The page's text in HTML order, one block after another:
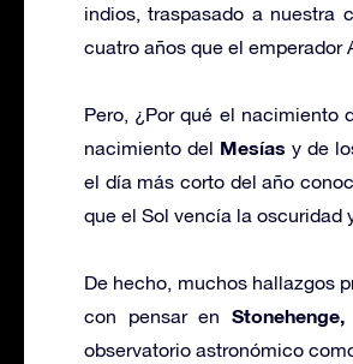
indios, traspasado a nuestra
cuatro años que el emperador
Pero, ¿Por qué el nacimiento
nacimiento del Mesías y de
el día más corto del año
que el Sol vencía la oscuridad
De hecho, muchos hallazgos
con pensar en Stonehenge,
observatorio astronómico